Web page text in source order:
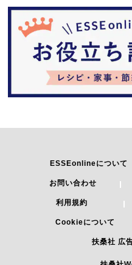
ESSEonlineについて
お問い合わせ
利用規約
Cookieについて
扶桑社 広